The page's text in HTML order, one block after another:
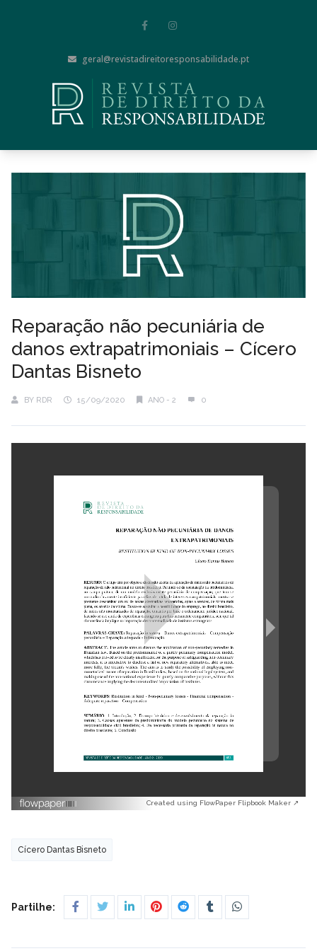
geral@revistadireitoresponsabilidade.pt
Reparação não pecuniária de
danos extrapatrimoniais – Cícero
Dantas Bisneto
BY RDR 15/09/2020 ANO - 2 0
Created using FlowPaper Flipbook Maker ↗
Cícero Dantas Bisneto
Partilhe: